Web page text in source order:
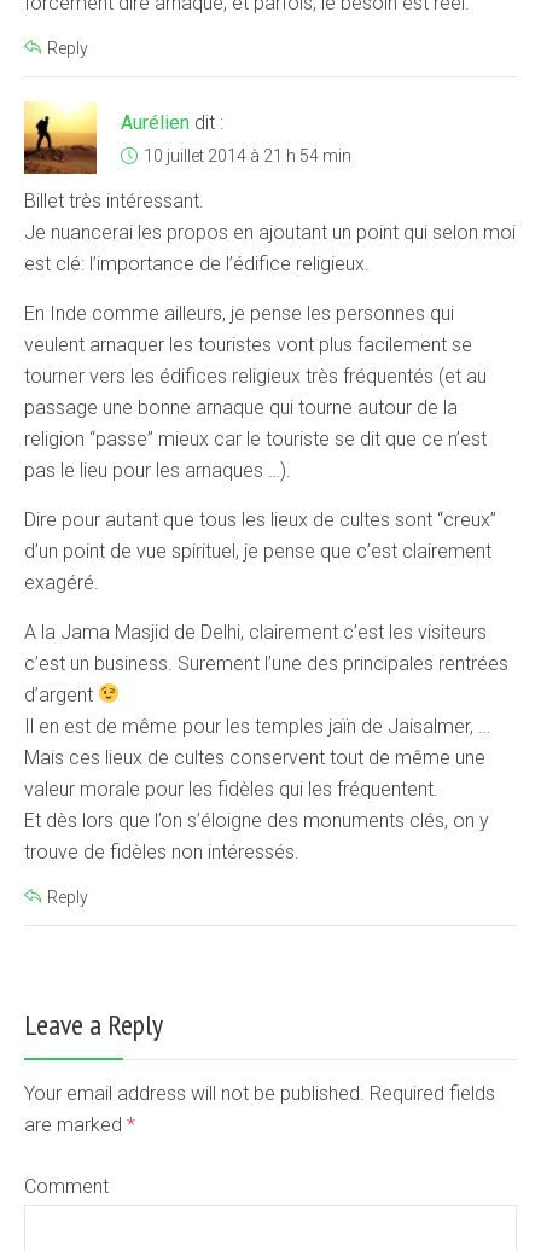
Reply
Aurélien dit :
10 juillet 2014 à 21 h 54 min
Billet très intéressant.
Je nuancerai les propos en ajoutant un point qui selon moi
est clé: l’importance de l’édifice religieux.
En Inde comme ailleurs, je pense les personnes qui
veulent arnaquer les touristes vont plus facilement se
tourner vers les édifices religieux très fréquentés (et au
passage une bonne arnaque qui tourne autour de la
religion “passe” mieux car le touriste se dit que ce n’est
pas le lieu pour les arnaques …).
Dire pour autant que tous les lieux de cultes sont “creux”
d’un point de vue spirituel, je pense que c’est clairement
exagéré.
A la Jama Masjid de Delhi, clairement c’est les visiteurs
c’est un business. Surement l’une des principales rentrées
d’argent
Il en est de même pour les temples jaïn de Jaisalmer, …
Mais ces lieux de cultes conservent tout de même une
valeur morale pour les fidèles qui les fréquentent.
Et dès lors que l’on s’éloigne des monuments clés, on y
trouve de fidèles non intéressés.
Reply
Leave a Reply
Your email address will not be published. Required fields
are marked *
Comment